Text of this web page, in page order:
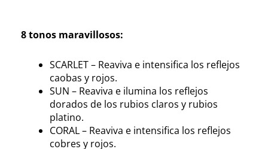
8 tonos maravillosos:
SCARLET – Reaviva e intensifica los reflejos
caobas y rojos.
SUN – Reaviva e ilumina los reflejos
dorados de los rubios claros y rubios
platino.
CORAL – Reaviva e intensifica los reflejos
cobres y rojos.